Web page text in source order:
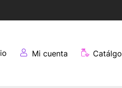
Mi cuenta Catálgo